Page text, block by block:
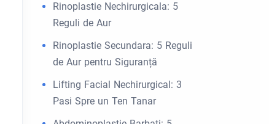
Rinoplastie Nechirurgicala: 5
Reguli de Aur
Rinoplastie Secundara: 5 Reguli
de Aur pentru Siguranță
Lifting Facial Nechirurgical: 3
Pasi Spre un Ten Tanar